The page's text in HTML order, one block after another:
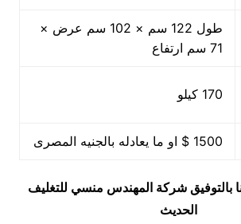
طول 122 سم × 102 سم عرض ×
71 سم ارتفاع
170 كيلو
1500 $ او ما يعادله بالجنيه المصرى
بالتوفيق شركة المهندس منسي للتغليف
الحديث